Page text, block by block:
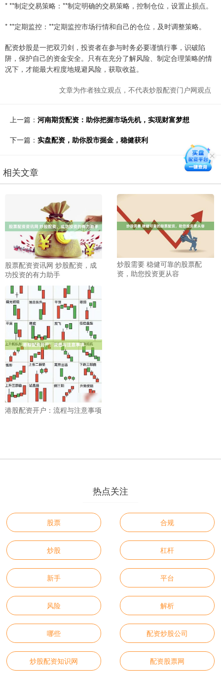
* **制定交易策略：**制定明确的交易策略，控制仓位，设置止损点。
* **定期监控：**定期监控市场行情和自己的仓位，及时调整策略。
配资炒股是一把双刃剑，投资者在参与时务必要谨慎行事，识破陷
阱，保护自己的资金安全。只有在充分了解风险、制定合理策略的情
况下，才能最大程度地规避风险，获取收益。
文章为作者独立观点，不代表炒股配资门户网观点
上一篇： 河南期货配资：助你把握市场先机，实现财富梦想
下一篇： 实盘配资，助你股市掘金，稳健获利
相关文章
股票配资资讯网 炒股配资，成
功投资的有力助手
炒股需要 稳健可靠的股票配
资，助您投资更从容
港股配资开户：流程与注意事项
热点关注
股票 合规
炒股 杠杆
新手 平台
风险 解析
哪些 配资炒股公司
炒股配资知识网 配资股票网